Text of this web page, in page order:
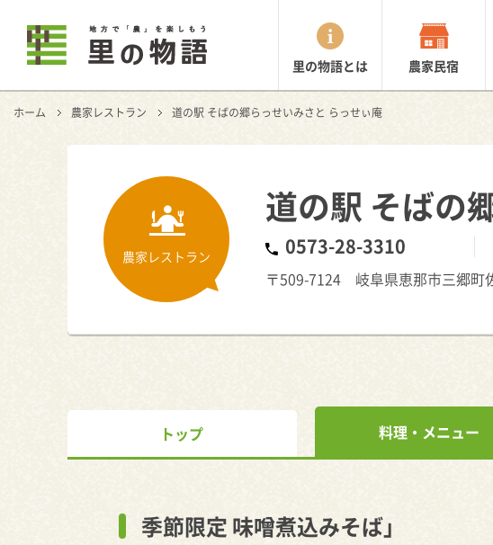
里の物語とは 農家民宿
ホーム 農家レストラン 道の駅 そばの郷らっせいみさと らっせぃ庵
農家レストラン
道の駅 そばの
0573-28-3310
〒509-7124 岐阜県恵那市三郷町
トップ 料理・メニュー
季節限定 味噌煮込みそば」